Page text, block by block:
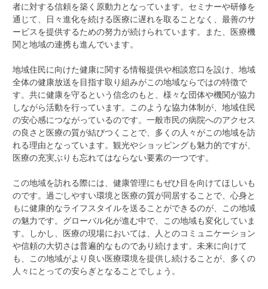
者に対する信頼を築く原動力となっています。セミナーや研修を
通じて、日々進化を続ける医療に遅れを取ることなく、最善のサ
ービスを提供するための努力が続けられています。また、医療機
関と地域の連携も進んでいます。
地域住民に向けた健康に関する情報提供や相談窓口を設け、地域
全体の健康放送を目指す取り組みがこの地域ならではの特徴で
す。共に健康を守るという信念のもと、様々な団体や機関が協力
しながら活動を行っています。このような協力体制が、地域住民
の安心感につながっているのです。一般市民の病院へのアクセス
の良さと医療の質が結びつくことで、多くの人々がこの地域を訪
れる理由となっています。観光やショッピングも魅力的ですが、
医療の充実ぶりも忘れてはならない要素の一つです。
この地域を訪れる際には、健康管理にもぜひ目を向けてほしいも
のです。過ごしやすい環境と医療の質が同居することで、心身と
もに健康的なライフスタイルを送ることができるのが、この地域
の魅力です。グローバル化が進む中で、この地域も変化していま
す。しかし、医療の現場においては、人とのコミュニケーション
や信頼の大切さは普遍的なものであり続けます。未来に向けて
も、この地域がより良い医療環境を提供し続けることが、多くの
人々にとっての安らぎとなることでしょう。